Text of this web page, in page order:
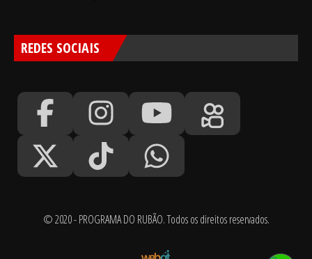
REDES SOCIAIS
© 2020 - PROGRAMA DO RUBÃO. Todos os direitos reservados.